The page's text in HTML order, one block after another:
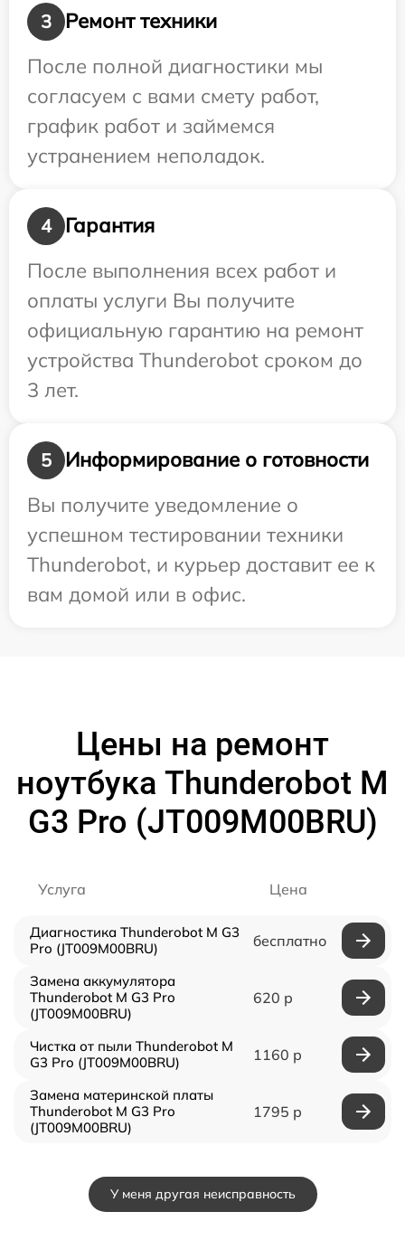
3
Ремонт техники
После полной диагностики мы
согласуем с вами смету работ,
график работ и займемся
устранением неполадок.
4
Гарантия
После выполнения всех работ и
оплаты услуги Вы получите
официальную гарантию на ремонт
устройства Thunderobot сроком до
3 лет.
5
Информирование о готовности
Вы получите уведомление о
успешном тестировании техники
Thunderobot, и курьер доставит ее к
вам домой или в офис.
Цены на ремонт
ноутбука Thunderobot M
G3 Pro (JT009M00BRU)
Услуга Цена
Диагностика Thunderobot M G3
Pro (JT009M00BRU)
бесплатно
Замена аккумулятора
Thunderobot M G3 Pro
(JT009M00BRU)
620 р
Чистка от пыли Thunderobot M
G3 Pro (JT009M00BRU)
1160 р
Замена материнской платы
Thunderobot M G3 Pro
(JT009M00BRU)
1795 р
У меня другая неисправность